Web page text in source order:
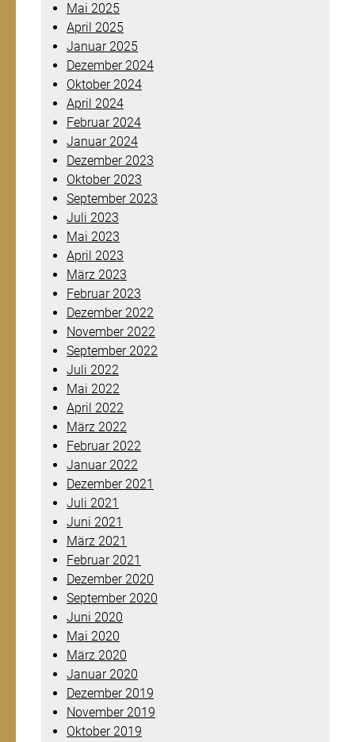
Mai 2025
April 2025
Januar 2025
Dezember 2024
Oktober 2024
April 2024
Februar 2024
Januar 2024
Dezember 2023
Oktober 2023
September 2023
Juli 2023
Mai 2023
April 2023
März 2023
Februar 2023
Dezember 2022
November 2022
September 2022
Juli 2022
Mai 2022
April 2022
März 2022
Februar 2022
Januar 2022
Dezember 2021
Juli 2021
Juni 2021
März 2021
Februar 2021
Dezember 2020
September 2020
Juni 2020
Mai 2020
März 2020
Januar 2020
Dezember 2019
November 2019
Oktober 2019